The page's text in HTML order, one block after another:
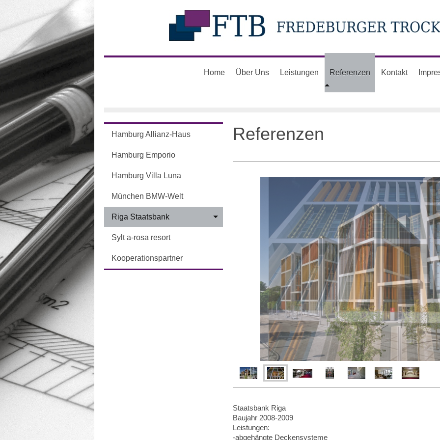
Home Über Uns Leistungen Referenzen Kontakt
Referenzen
Staatsbank Riga
Baujahr 2008-2009
Leistungen:
-abgehängte Deckensysteme
Hamburg Allianz-Haus
Hamburg Emporio
Hamburg Villa Luna
München BMW-Welt
Riga Staatsbank
Sylt a-rosa resort
Kooperationspartner